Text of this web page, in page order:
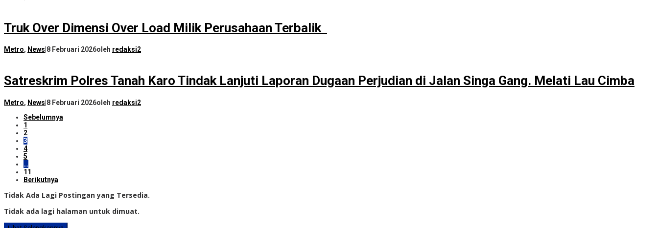
Truk Over Dimensi Over Load Milik Perusahaan Terbalik
Metro, News 8 Februari 2026oleh redaksi2
Satreskrim Polres Tanah Karo Tindak Lanjuti Laporan Dugaan Perjudian di Jalan Singa Gang. Melati Lau Cimba
Metro, News 8 Februari 2026oleh redaksi2
Sebelumnya
1
2
3
4
5
…
11
Berikutnya
Tidak Ada Lagi Postingan yang Tersedia.
Tidak ada lagi halaman untuk dimuat.